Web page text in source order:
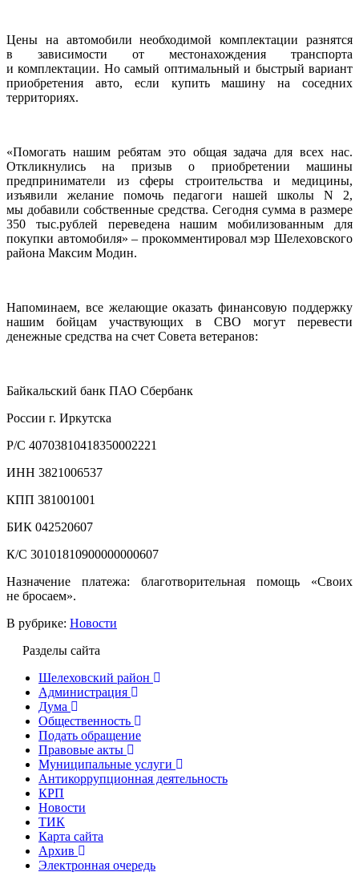
Цены на автомобили необходимой комплектации разнятся
в зависимости от местонахождения транспорта
и комплектации. Но самый оптимальный и быстрый вариант
приобретения авто, если купить машину на соседних
территориях.
«Помогать нашим ребятам это общая задача для всех нас.
Откликнулись на призыв о приобретении машины
предприниматели из сферы строительства и медицины,
изъявили желание помочь педагоги нашей школы N 2,
мы добавили собственные средства. Сегодня сумма в размере
350 тыс.рублей переведена нашим мобилизованным для
покупки автомобиля» – прокомментировал мэр Шелеховского
района Максим Модин.
Напоминаем, все желающие оказать финансовую поддержку
нашим бойцам участвующих в СВО могут перевести
денежные средства на счет Совета ветеранов:
Байкальский банк ПАО Сбербанк
России г. Иркутска
Р/С 40703810418350002221
ИНН 3821006537
КПП 381001001
БИК 042520607
К/С 30101810900000000607
Назначение платежа: благотворительная помощь «Своих
не бросаем».
В рубрике: Новости
Разделы сайта
Шелеховский район
Администрация
Дума
Общественность
Подать обращение
Правовые акты
Муниципальные услуги
Антикоррупционная деятельность
КРП
Новости
ТИК
Карта сайта
Архив
Электронная очередь